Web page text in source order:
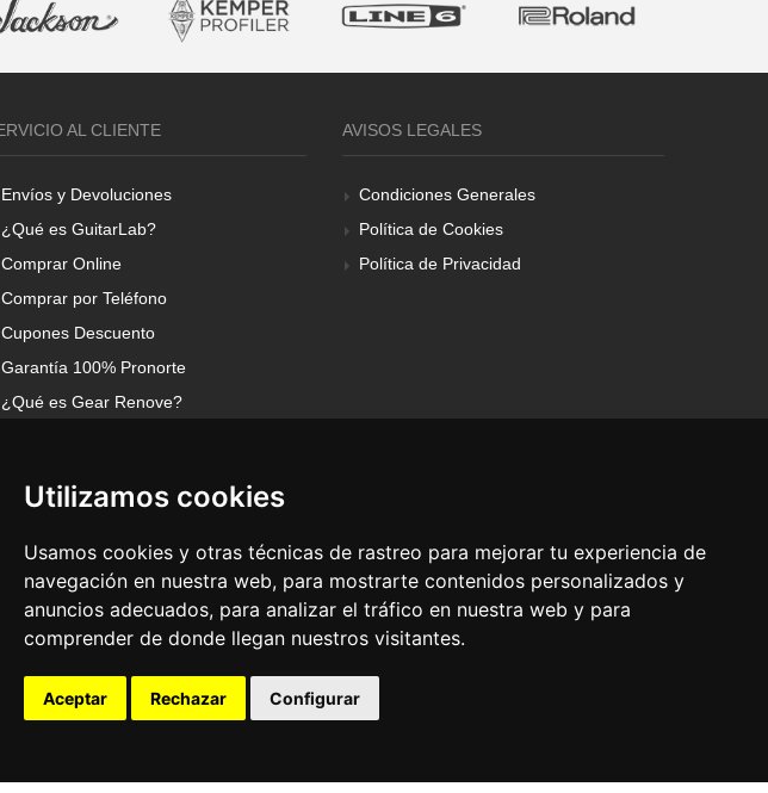
Utilizamos cookies
Usamos cookies y otras técnicas de rastreo para mejorar tu experiencia de
navegación en nuestra web, para mostrarte contenidos personalizados y
anuncios adecuados, para analizar el tráfico en nuestra web y para
comprender de donde llegan nuestros visitantes.
Aceptar Rechazar Configurar
AL CLIENTE
Envíos y Devoluciones
¿Qué es GuitarLab?
Comprar Online
Comprar por Teléfono
Cupones Descuento
Garantía 100% Pronorte
¿Qué es Gear Renove?
AVISOS LEGALES
Condiciones Generales
Política de Cookies
Política de Privacidad
© Pronorte Sonido SL. Todos los derechos reservados.